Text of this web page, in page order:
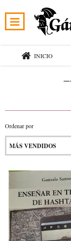
INICIO
Ordenar por